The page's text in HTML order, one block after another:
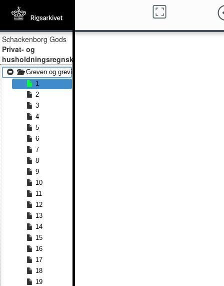
Schackenborg Gods
Privat- og
husholdningsregnskabsbøger
Greven og grevindens husholdningsbudget 1842 - Greven og
1
2
3
4
5
6
7
8
9
10
11
12
13
14
15
16
17
18
19